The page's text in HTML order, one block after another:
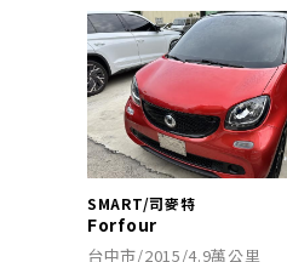
SMART/司麥特
Forfour
台中市/2015/4.9萬公里